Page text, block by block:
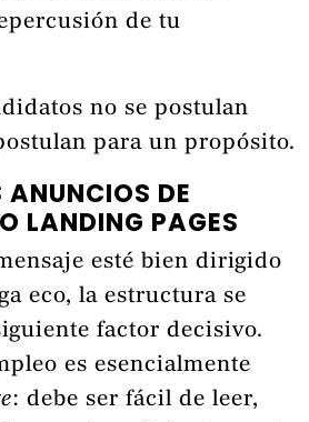
de tu
no se postulan
para un propósito.
DE
LANDING PAGES
esté bien dirigido
eco, la estructura se
factor decisivo.
es esencialmente
: debe ser fácil de leer,